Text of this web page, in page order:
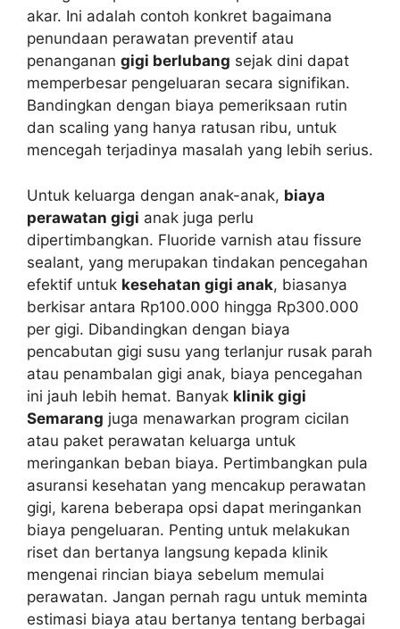
akar. Ini adalah contoh konkret bagaimana
penundaan perawatan preventif atau
penanganan gigi berlubang sejak dini dapat
memperbesar pengeluaran secara signifikan.
Bandingkan dengan biaya pemeriksaan rutin
dan scaling yang hanya ratusan ribu, untuk
mencegah terjadinya masalah yang lebih serius.
Untuk keluarga dengan anak-anak, biaya
perawatan gigi anak juga perlu
dipertimbangkan. Fluoride varnish atau fissure
sealant, yang merupakan tindakan pencegahan
efektif untuk kesehatan gigi anak, biasanya
berkisar antara Rp100.000 hingga Rp300.000
per gigi. Dibandingkan dengan biaya
pencabutan gigi susu yang terlanjur rusak parah
atau penambalan gigi anak, biaya pencegahan
ini jauh lebih hemat. Banyak klinik gigi
Semarang juga menawarkan program cicilan
atau paket perawatan keluarga untuk
meringankan beban biaya. Pertimbangkan pula
asuransi kesehatan yang mencakup perawatan
gigi, karena beberapa opsi dapat meringankan
biaya pengeluaran. Penting untuk melakukan
riset dan bertanya langsung kepada klinik
mengenai rincian biaya sebelum memulai
perawatan. Jangan pernah ragu untuk meminta
estimasi biaya atau bertanya tentang berbagai